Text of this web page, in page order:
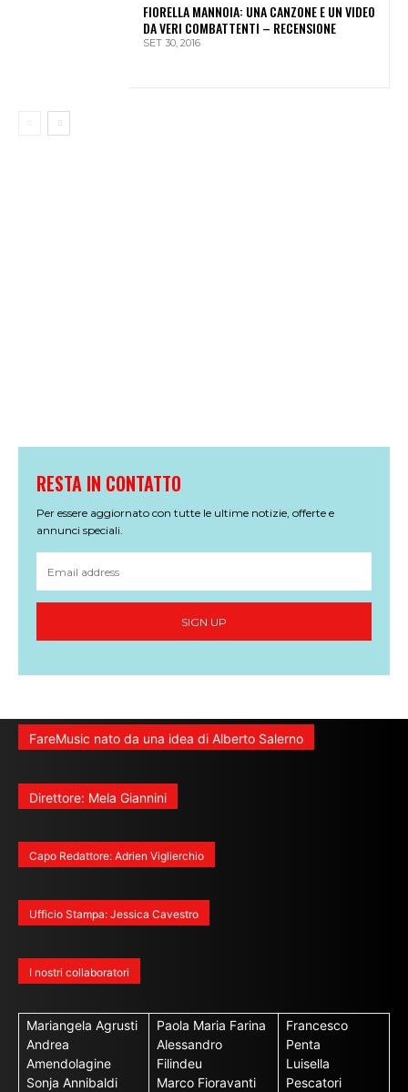
FIORELLA MANNOIA: UNA CANZONE E UN VIDEO
DA VERI COMBATTENTI – RECENSIONE
SET 30, 2016
RESTA IN CONTATTO
Per essere aggiornato con tutte le ultime notizie, offerte e
annunci speciali.
SIGN UP
FareMusic nato da una idea di Alberto Salerno
Direttore: Mela Giannini
Capo Redattore: Adrien Viglierchio
Ufficio Stampa: Jessica Cavestro
I nostri collaboratori
Mariangela Agrusti
Andrea
Amendolagine
Sonja Annibaldi
Paola Maria Farina
Alessandro
Filindeu
Marco Fioravanti
Francesco
Penta
Luisella
Pescatori